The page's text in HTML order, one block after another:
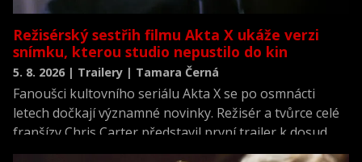
Režisérský sestřih filmu Akta X ukáže verzi
snímku, kterou studio nepustilo do kin
5. 8. 2026 | Trailery | Tamara Černá
Fanoušci kultovního seriálu Akta X se po osmnácti
letech dočkají významné novinky. Režisér a tvůrce celé
franšízy Chris Carter představil první trailer k dosud
neviděné režisérské verzi filmu Akta X: Chci uvěřit.